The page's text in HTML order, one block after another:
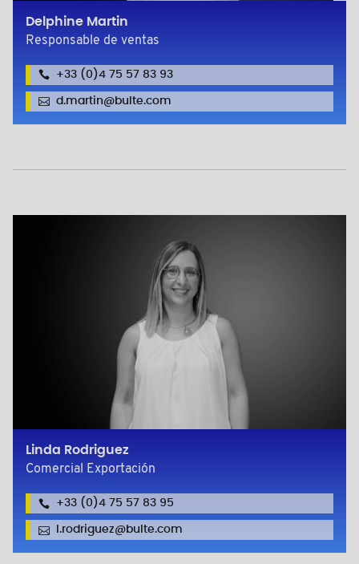
Delphine Martin
Responsable de ventas
+33 (0)4 75 57 83 93
d.martin@bulte.com
Linda Rodriguez
Comercial Exportación
+33 (0)4 75 57 83 95
l.rodriguez@bulte.com